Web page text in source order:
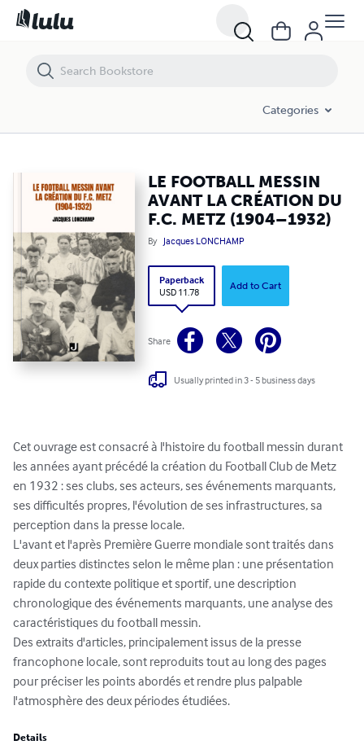
Categories
LE FOOTBALL MESSIN
AVANT LA CRÉATION DU
F.C. METZ (1904–1932)
By Jacques LONCHAMP
Paperback
USD 11.78
Add to Cart
Share
Usually printed in 3 - 5 business days
Cet ouvrage est consacré à l'histoire du football messin durant
les années ayant précédé la création du Football Club de Metz
en 1932 : ses clubs, ses acteurs, ses événements marquants,
ses difficultés propres, l'évolution de ses infrastructures, sa
perception dans la presse locale.
L'avant et l'après Première Guerre mondiale sont traités dans
deux parties distinctes selon le même plan : une présentation
rapide du contexte politique et sportif, une description
chronologique des événements marquants, une analyse des
caractéristiques du football messin.
Des extraits d'articles, principalement issus de la presse
francophone locale, sont reproduits tout au long des pages
pour préciser les points abordés et rendre plus palpable
l'atmosphère des deux périodes étudiées.
Details
LE FOOTBALL MESSIN AVANT LA CRÉATION DU F.C. METZ